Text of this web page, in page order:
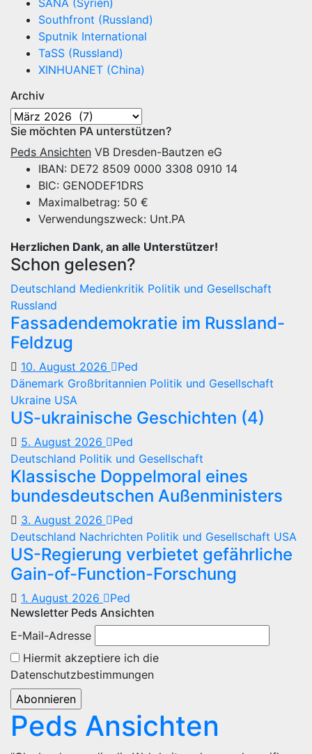
SANA (Syrien)
Southfront (Russland)
Sputnik International
TaSS (Russland)
XINHUANET (China)
Archiv
Archiv
Sie möchten PA unterstützen?
Peds Ansichten VB Dresden-Bautzen eG
IBAN: DE72 8509 0000 3308 0910 14
BIC: GENODEF1DRS
Maximalbetrag: 50 €
Verwendungszweck: Unt.PA
Herzlichen Dank, an alle Unterstützer!
Schon gelesen?
Deutschland Medienkritik Politik und Gesellschaft
Russland
Fassadendemokratie im Russland-
Feldzug
10. August 2026
Ped
Dänemark Großbritannien Politik und Gesellschaft
Ukraine USA
US-ukrainische Geschichten (4)
5. August 2026
Ped
Deutschland Politik und Gesellschaft
Klassische Doppelmoral eines
bundesdeutschen Außenministers
3. August 2026
Ped
Deutschland Nachrichten Politik und Gesellschaft USA
US-Regierung verbietet gefährliche
Gain-of-Function-Forschung
1. August 2026
Ped
Newsletter Peds Ansichten
E-Mail-Adresse
Hiermit akzeptiere ich die
Datenschutzbestimmungen
Peds Ansichten